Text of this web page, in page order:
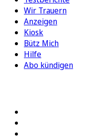
Wir Trauern
Anzeigen
Kiosk
Bütz Mich
Hilfe
Abo kündigen